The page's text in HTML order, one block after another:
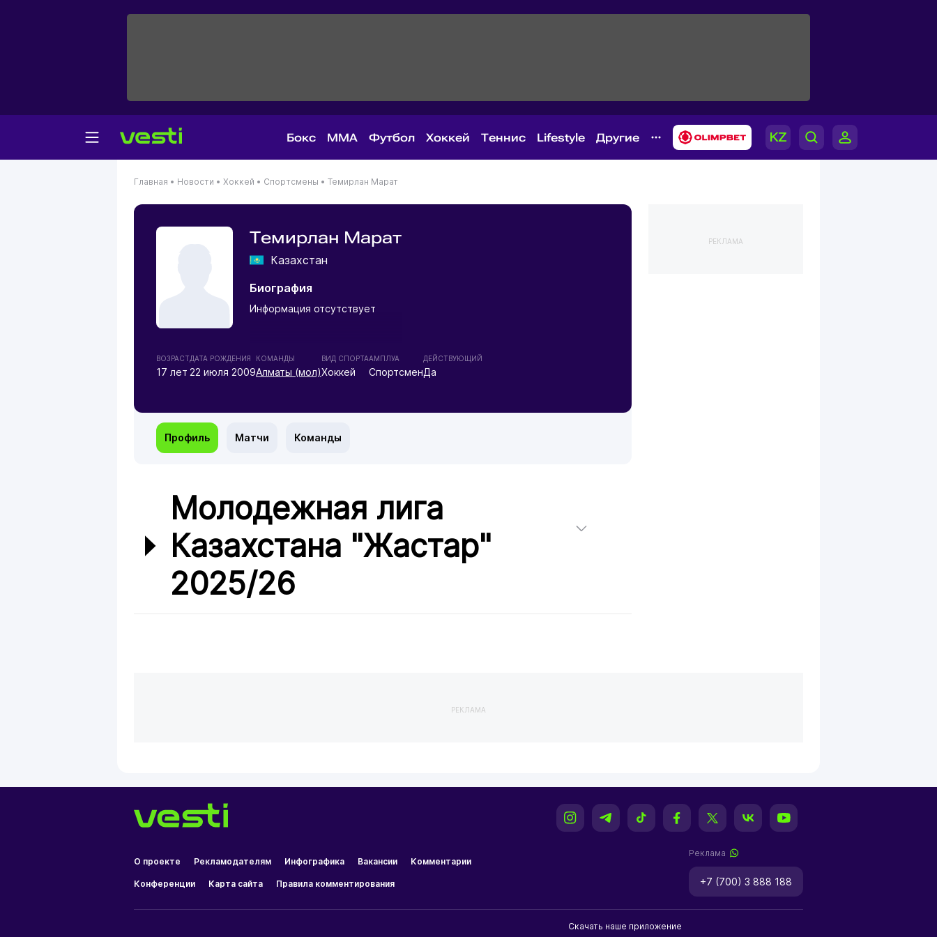
Бокс MMA Футбол Хоккей Теннис Lifestyle Другие
Главная • Новости • Хоккей • Спортсмены • Темирлан Марат
Темирлан Марат
Казахстан
Биография
Информация отсутствует
ВОЗРАСТ
17 лет
ДАТА РОЖДЕНИЯ
22 июля 2009
КОМАНДЫ
Алматы (мол)
ВИД СПОРТА
Хоккей
АМПЛУА
Спортсмен
ДЕЙСТВУЮЩИЙ
Да
Профиль Матчи Команды
Молодежная лига
Казахстана "Жастар"
2025/26
РЕКЛАМА
РЕКЛАМА
О проекте Рекламодателям Инфографика Вакансии Комментарии
Конференции Карта сайта Правила комментирования
Реклама
+7 (700) 3 888 188
Скачать наше приложение